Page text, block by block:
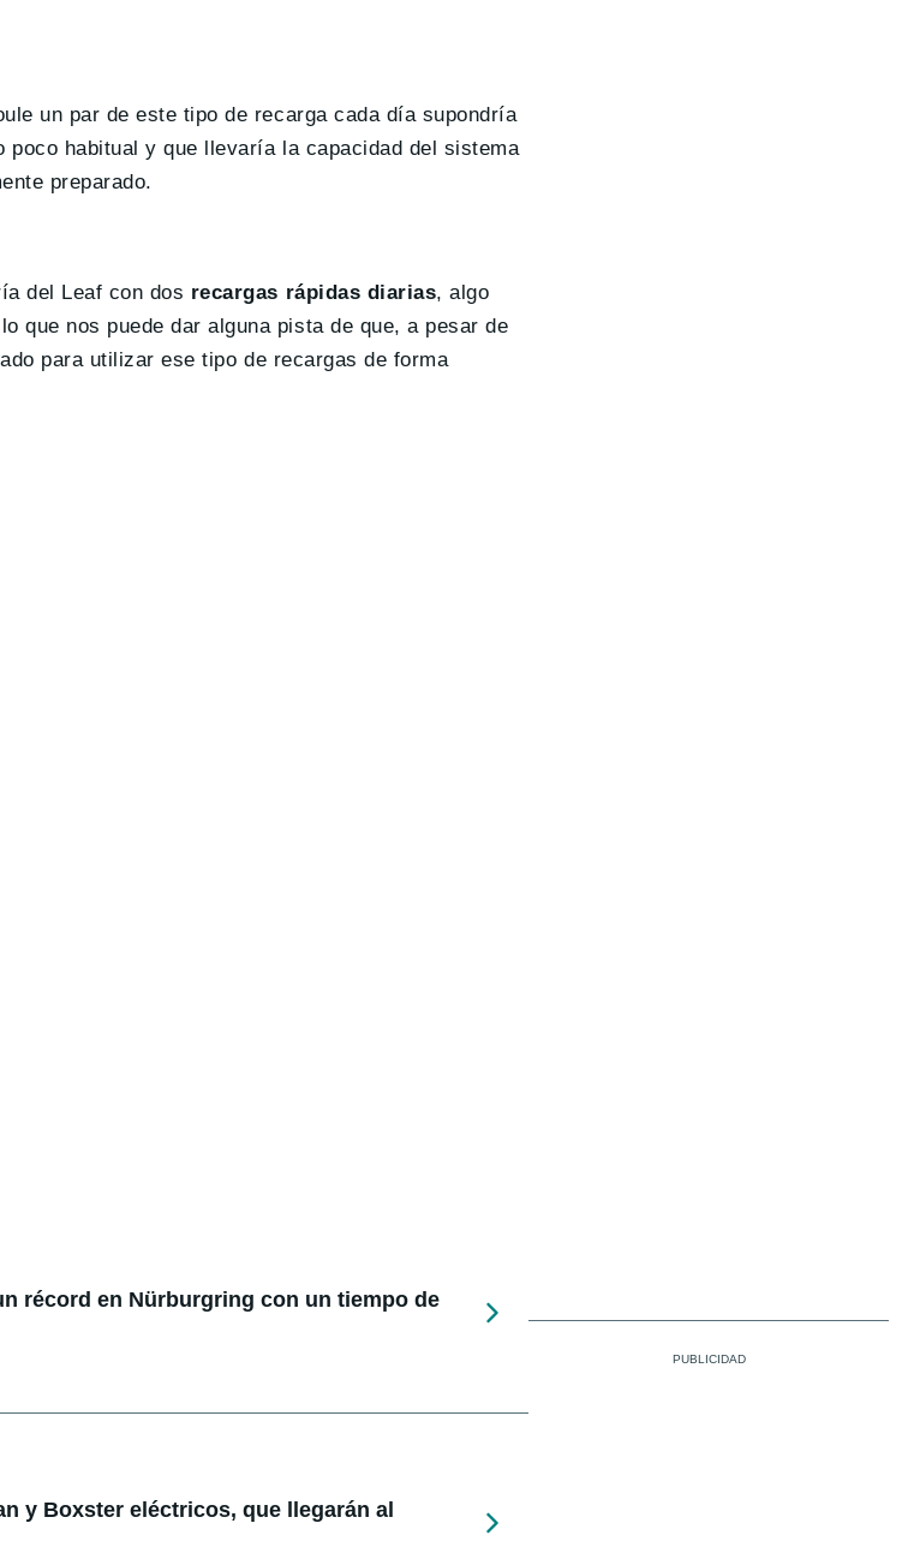
un par de este tipo de recarga cada día supondría
poco habitual y que llevaría la capacidad del sistema
preparado.
del Leaf con dos recargas rápidas diarias, algo
que nos puede dar alguna pista de que, a pesar de
para utilizar ese tipo de recargas de forma
récord en Nürburgring con un tiempo de
y Boxster eléctricos, que llegarán al